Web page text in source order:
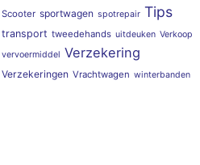
Scooter sportwagen spotrepair Tips
transport tweedehands uitdeuken Verkoop
vervoermiddel Verzekering
Verzekeringen Vrachtwagen winterbanden